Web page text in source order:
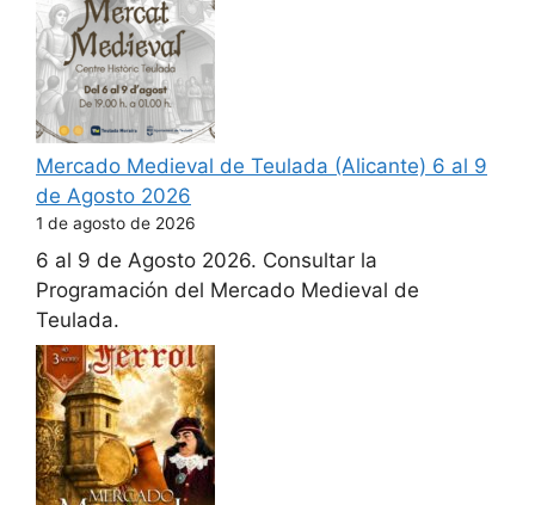
Mercado Medieval de Teulada (Alicante) 6 al 9
de Agosto 2026
1 de agosto de 2026
6 al 9 de Agosto 2026. Consultar la
Programación del Mercado Medieval de
Teulada.